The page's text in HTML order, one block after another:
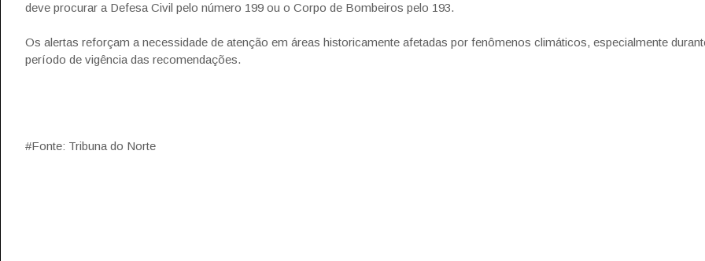
deve procurar a Defesa Civil pelo número 199 ou o Corpo de Bombeiros pelo 193.
Os alertas reforçam a necessidade de atenção em áreas historicamente afetadas por fenômenos climáticos, especialmente
período de vigência das recomendações.
#Fonte: Tribuna do Norte